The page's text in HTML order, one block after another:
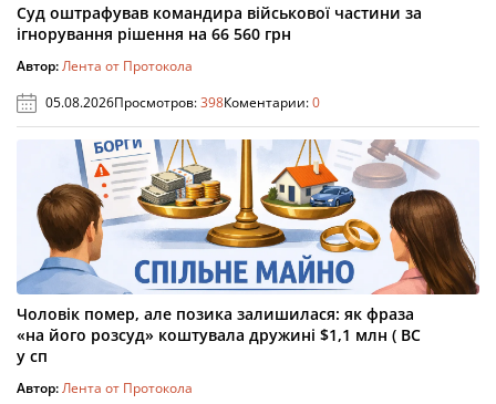
Суд оштрафував командира військової частини за
ігнорування рішення на 66 560 грн
Автор:Лента от Протокола
05.08.2026Просмотров:398Коментарии:0
Чоловік помер, але позика залишилася: як фраза
«на його розсуд» коштувала дружині $1,1 млн ( ВС
у сп
Автор:Лента от Протокола